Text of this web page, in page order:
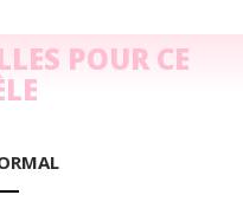
POUR CE